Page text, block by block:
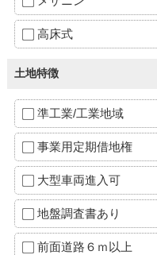
高床式
土地特徴
準工業/工業地域
事業用定期借地権
大型車両進入可
地盤調査書あり
前面道路６ｍ以上